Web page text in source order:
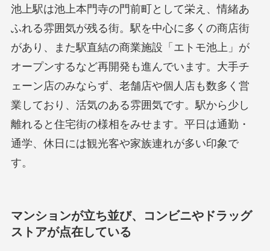
池上駅は池上本門寺の門前町として栄え、情緒あ
ふれる雰囲気が残る街。駅を中心に多くの商店街
があり、また駅直結の商業施設「エトモ池上」が
オープンするなど再開発も進んでいます。大手チ
ェーン店のみならず、老舗店や個人店も数多く営
業しており、活気のある雰囲気です。駅から少し
離れると住宅街の様相をみせます。平日は通勤・
通学、休日には観光客や家族連れが多い印象で
す。
マンションが立ち並び、コンビニやドラッグ
ストアが点在している